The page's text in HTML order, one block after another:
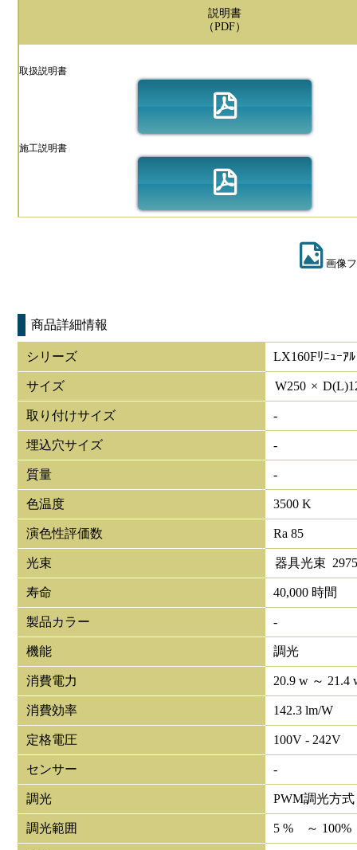
説明書
（PDF）
取扱説明書
施工説明書
画像
商品詳細情報
シリーズ LX160Fﾘﾆｭｰｱﾙ
サイズ W250 × D(L)
取り付けサイズ -
埋込穴サイズ -
質量 -
色温度 3500 K
演色性評価数 Ra 85
光束 器具光束
寿命 40,000 時間
製品カラー -
機能 調光
消費電力 20.9 w ～ 21.4
消費効率 142.3 lm/W
定格電圧 100V - 242V
センサー -
調光 PWM調光方式
調光範囲 5 % ～ 100%